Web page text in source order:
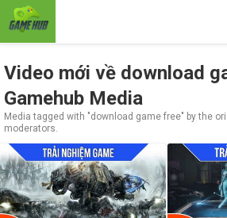
Video mới về download
Gamehub Media
Media tagged with "download game free" by the
moderators.